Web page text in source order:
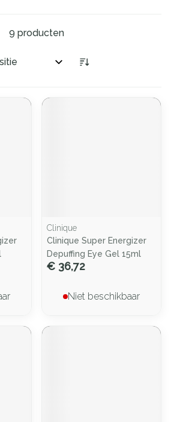
9 producten
op:
Clinique
Clinique Super Energizer
Depuffing Eye Gel 15ml
€ 36,72
Niet beschikbaar